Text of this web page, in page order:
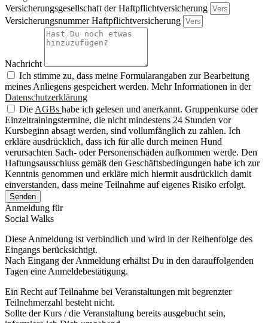
Versicherungsgesellschaft der Haftpflichtversicherung
Versicherungsnummer Haftpflichtversicherung
Nachricht
Ich stimme zu, dass meine Formularangaben zur Bearbeitung
meines Anliegens gespeichert werden. Mehr Informationen in der
Datenschutzerklärung
Die AGBs habe ich gelesen und anerkannt. Gruppenkurse oder
Einzeltrainingstermine, die nicht mindestens 24 Stunden vor
Kursbeginn absagt werden, sind vollumfänglich zu zahlen. Ich
erkläre ausdrücklich, dass ich für alle durch meinen Hund
verursachten Sach- oder Personenschäden aufkommen werde. Den
Haftungsausschluss gemäß den Geschäftsbedingungen habe ich zur
Kenntnis genommen und erkläre mich hiermit ausdrücklich damit
einverstanden, dass meine Teilnahme auf eigenes Risiko erfolgt.
Senden
Anmeldung für
Social Walks
Diese Anmeldung ist verbindlich und wird in der Reihenfolge des
Eingangs berücksichtigt.
Nach Eingang der Anmeldung erhältst Du in den darauffolgenden
Tagen eine Anmeldebestätigung.
Ein Recht auf Teilnahme bei Veranstaltungen mit begrenzter
Teilnehmerzahl besteht nicht.
Sollte der Kurs / die Veranstaltung bereits ausgebucht sein,